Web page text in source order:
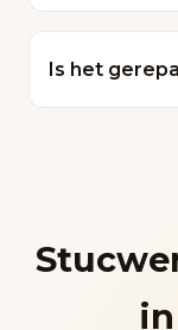
klaar. Bij
langer duren.
Is het
in